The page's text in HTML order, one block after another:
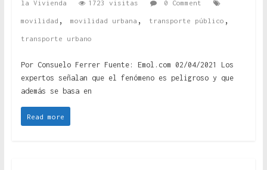
la Vivienda 1723 visitas 0 Comment
movilidad , movilidad urbana , transporte público ,
transporte urbano
Por Consuelo Ferrer Fuente: Emol.com 02/04/2021 Los
expertos señalan que el fenómeno es peligroso y que
además se basa en
Read more